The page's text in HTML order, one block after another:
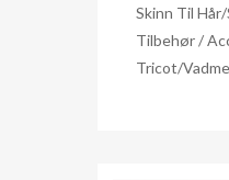
Skinn Til
Tilbehør /
Tricot/